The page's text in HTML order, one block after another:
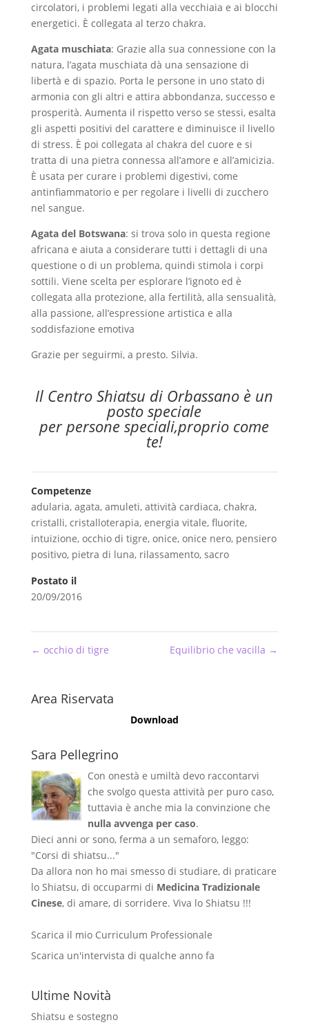
circolatori, i problemi legati alla vecchiaia e ai blocchi
energetici. È collegata al terzo chakra.
Agata muschiata: Grazie alla sua connessione con la
natura, l’agata muschiata dà una sensazione di
libertà e di spazio. Porta le persone in uno stato di
armonia con gli altri e attira abbondanza, successo e
prosperità. Aumenta il rispetto verso se stessi, esalta
gli aspetti positivi del carattere e diminuisce il livello
di stress. È poi collegata al chakra del cuore e si
tratta di una pietra connessa all’amore e all’amicizia.
È usata per curare i problemi digestivi, come
antinfiammatorio e per regolare i livelli di zucchero
nel sangue.
Agata del Botswana: si trova solo in questa regione
africana e aiuta a considerare tutti i dettagli di una
questione o di un problema, quindi stimola i corpi
sottili. Viene scelta per esplorare l’ignoto ed è
collegata alla protezione, alla fertilità, alla sensualità,
alla passione, all’espressione artistica e alla
soddisfazione emotiva
Grazie per seguirmi, a presto. Silvia.
Il Centro Shiatsu di Orbassano è un
posto speciale
per persone speciali,proprio come
te!
Competenze
adularia, agata, amuleti, attività cardiaca, chakra,
cristalli, cristalloterapia, energia vitale, fluorite,
intuizione, occhio di tigre, onice, onice nero, pensiero
positivo, pietra di luna, rilassamento, sacro
Postato il
20/09/2016
← occhio di tigre Equilibrio che vacilla →
Area Riservata
Download
Sara Pellegrino
Con onestà e umiltà devo raccontarvi
che svolgo questa attività per puro caso,
tuttavia è anche mia la convinzione che
nulla avvenga per caso.
Dieci anni or sono, ferma a un semaforo, leggo:
"Corsi di shiatsu..."
Da allora non ho mai smesso di studiare, di praticare
lo Shiatsu, di occuparmi di Medicina Tradizionale
Cinese, di amare, di sorridere. Viva lo Shiatsu !!!
Scarica il mio Curriculum Professionale
Scarica un'intervista di qualche anno fa
Ultime Novità
Shiatsu e sostegno